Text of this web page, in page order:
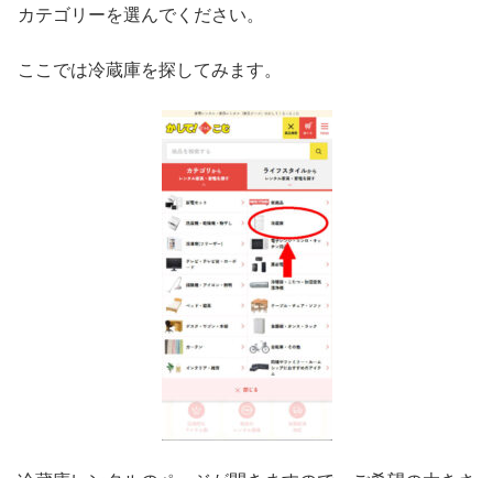
カテゴリーを選んでください。
ここでは冷蔵庫を探してみます。